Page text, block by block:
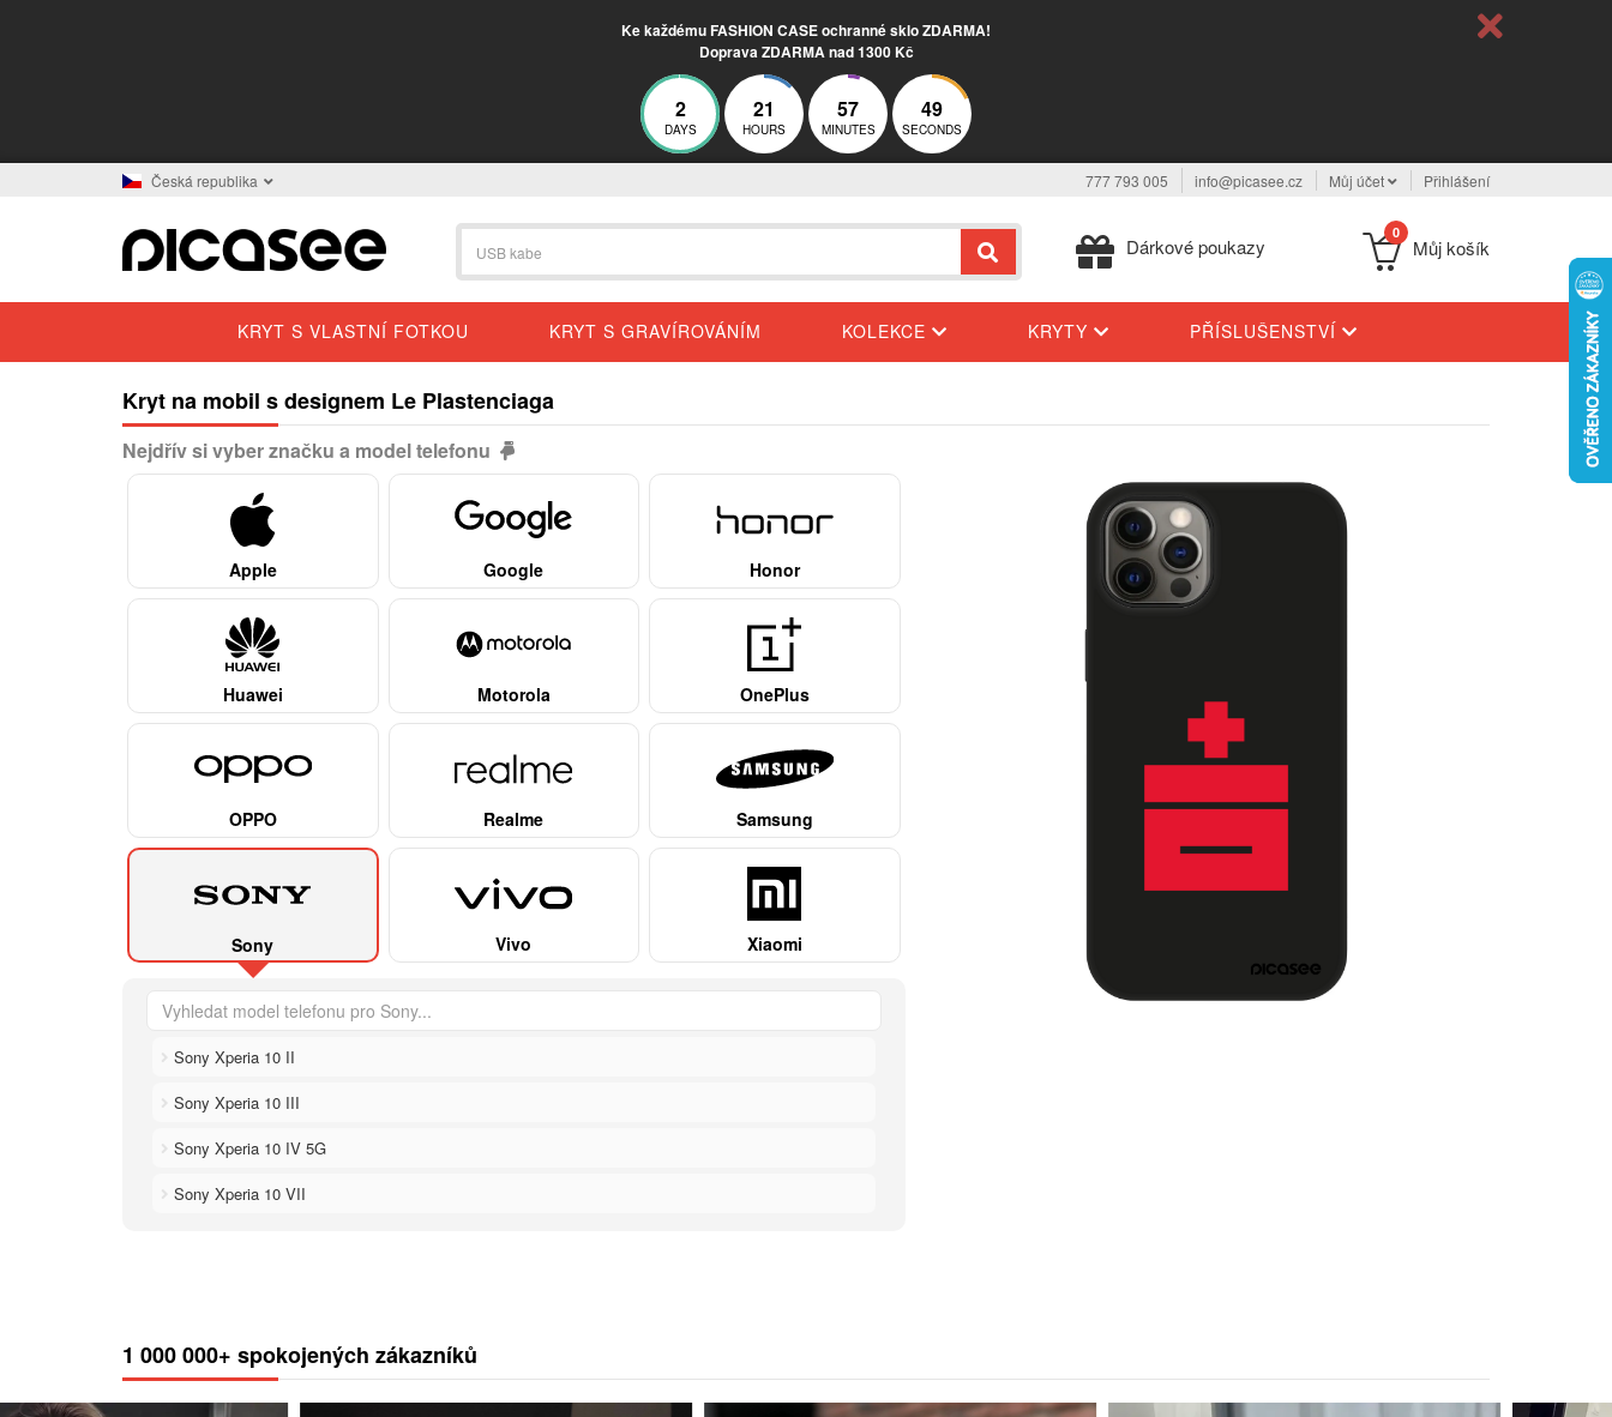
Ke každému FASHION CASE ochranné sklo ZDARMA!
Doprava ZDARMA nad 1300 Kč
2
DAYS
21
HOURS
57
MINUTES
48
SECONDS
Česká republika 777 793 005 info@picasee.cz Můj účet Přihlášení
Dárkové poukazy
0
Můj košík
KRYT S VLASTNÍ FOTKOU KRYT S GRAVÍROVÁNÍM KOLEKCE KRYTY PŘÍSLUŠENSTVÍ
Kryt na mobil s designem Le Plastenciaga
Nejdřív si vyber značku a model telefonu
Apple Google Honor
Huawei Motorola OnePlus
OPPO Realme Samsung
Sony Vivo Xiaomi
Sony Xperia 10 II
Sony Xperia 10 III
Sony Xperia 10 IV 5G
Sony Xperia 10 VII
1 000 000+ spokojených zákazníků